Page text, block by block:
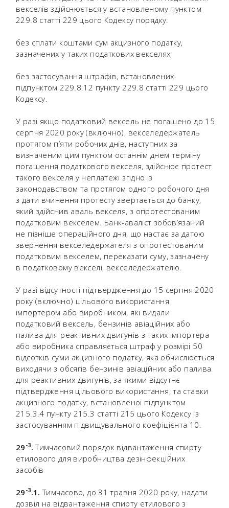
векселів здійснюється у встановленому пунктом
229.8 статті 229 цього Кодексу порядку:
без сплати коштами сум акцизного податку,
зазначених у таких податкових векселях;
без застосування штрафів, встановлених
підпунктом 229.8.12 пункту 229.8 статті 229 цього
Кодексу.
У разі якщо податковий вексель не погашено до 15
серпня 2020 року (включно), векселедержатель
протягом п’яти робочих днів, наступних за
визначеним цим пунктом останнім днем терміну
погашення податкового векселя, здійснює протест
такого векселя у неплатежі згідно із
законодавством та протягом одного робочого дня
з дати вчинення протесту звертається до банку,
який здійснив аваль векселя, з опротестованим
податковим векселем. Банк-аваліст зобов’язаний
не пізніше операційного дня, що настає за датою
звернення векселедержателя з опротестованим
податковим векселем, переказати суму, зазначену
в податковому векселі, векселедержателю.
У разі відсутності підтвердження до 15 серпня 2020
року (включно) цільового використання
імпортером або виробником, які видали
податковий вексель, бензинів авіаційних або
палива для реактивних двигунів з таких імпортера
або виробника справляється штраф у розмірі 50
відсотків суми акцизного податку, яка обчислюється
виходячи з обсягів бензинів авіаційних або палива
для реактивних двигунів, за якими відсутнє
підтвердження цільового використання, та ставки
акцизного податку, встановленої підпунктом
215.3.4 пункту 215.3 статті 215 цього Кодексу із
застосуванням підвищувального коефіцієнта 10.
29 -3. Тимчасовий порядок відвантаження спирту
етилового для виробництва дезінфекційних
засобів
29 -3.1. Тимчасово, до 31 травня 2020 року, надати
дозвіл на відвантаження спирту етилового з